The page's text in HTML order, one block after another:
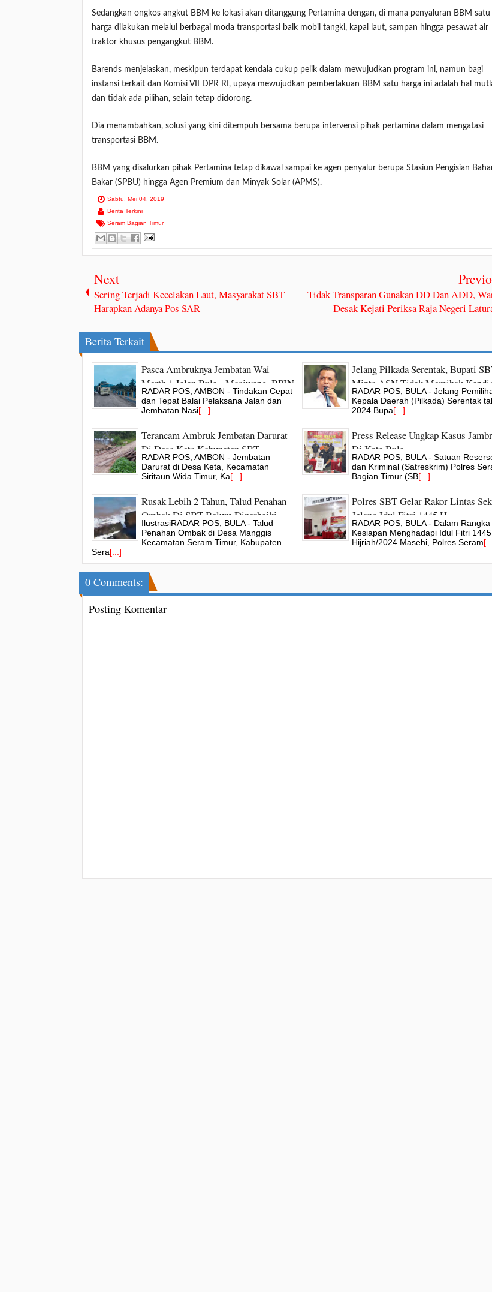
Sedangkan ongkos angkut BBM ke lokasi akan ditanggung Pertamina dengan, di mana penyaluran BBM satu
harga dilakukan melalui berbagai moda transportasi baik mobil tangki, kapal laut, sampan hingga pesawat air
traktor khusus pengangkut BBM.
Barends menjelaskan, meskipun terdapat kendala cukup pelik dalam mewujudkan program ini, namun bagi
instansi terkait dan Komisi VII DPR RI, upaya mewujudkan pemberlakuan BBM satu harga ini adalah hal
dan tidak ada pilihan, selain tetap didorong.
Dia menambahkan, solusi yang kini ditempuh bersama berupa intervensi pihak pertamina dalam mengatasi
transportasi BBM.
BBM yang disalurkan pihak Pertamina tetap dikawal sampai ke agen penyalur berupa Stasiun Pengisian
Bakar (SPBU) hingga Agen Premium dan Minyak Solar (APMS).
Sabtu, Mei 04, 2019
Berita Terkini
Seram Bagian Timur
Next
Sering Terjadi Kecelakan Laut, Masyarakat SBT
Harapkan Adanya Pos SAR
Tidak Transparan Gunakan DD Dan ADD,
Desak Kejati Periksa Raja Negeri
Berita Terkait
Pasca Ambruknya Jembatan Wai
Merth 1 Jalan Bula - Masiwang, BPJN
Maluku Gerak Cepat Kini Berfungsi
Kembali
RADAR POS, AMBON - Tindakan Cepat
dan Tepat Balai Pelaksana Jalan dan
Jembatan Nasi[...]
Jelang Pilkada Serentak, Bupati
Minta ASN Tidak Memihak
Tertentu
RADAR POS, BULA - Jelang
Kepala Daerah (Pilkada) Serentak
2024 Bupa[...]
Terancam Ambruk Jembatan Darurat
Di Desa Keta Kabupaten SBT
RADAR POS, AMBON - Jembatan
Darurat di Desa Keta, Kecamatan
Siritaun Wida Timur, Ka[...]
Press Release Ungkap Kasus
Di Kota Bula
RADAR POS, BULA - Satuan
dan Kriminal (Satreskrim) Polres
Bagian Timur (SB[...]
Rusak Lebih 2 Tahun, Talud Penahan
Ombak Di SBT Belum Diperbaiki
IlustrasiRADAR POS, BULA - Talud
Penahan Ombak di Desa Manggis
Kecamatan Seram Timur, Kabupaten
Sera[...]
Polres SBT Gelar Rakor Lintas
Jelang Idul Fitri 1445 H
RADAR POS, BULA - Dalam Rangka
Kesiapan Menghadapi Idul Fitri 1445
Hijriah/2024 Masehi, Polres Seram
0 Comments:
Posting Komentar